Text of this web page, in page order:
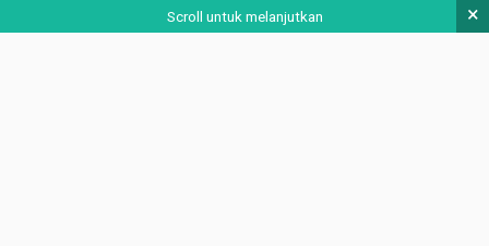
Scroll untuk melanjutkan ×